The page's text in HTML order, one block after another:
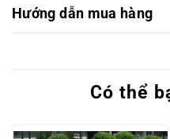
Hướng dẫn mua hàng
Có thể